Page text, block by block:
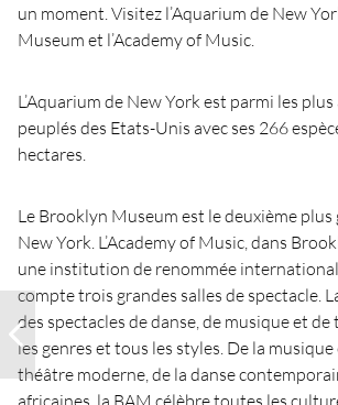
un moment. Visitez l’Aquarium de New
Museum et l’Academy of Music.
L’Aquarium de New York est parmi les
peuplés des Etats-Unis avec ses 266
hectares.
Le Brooklyn Museum est le deuxième plus
New York. L’Academy of Music, dans
une institution de renommée
compte trois grandes salles de spectacle.
des spectacles de danse, de musique et
les genres et tous les styles. De la musique
théâtre moderne, de la danse